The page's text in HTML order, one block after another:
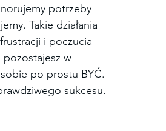
potrzeby
Takie działania
i poczucia
pozostajesz w
po prostu BYĆ.
sukcesu.